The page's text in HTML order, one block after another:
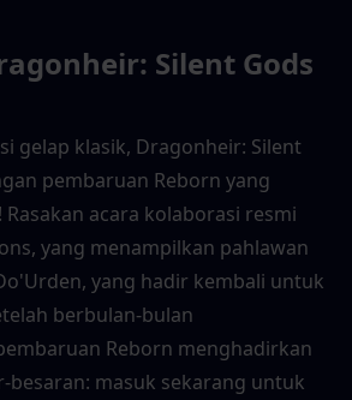
Silent Gods
gelap klasik, Dragonheir: Silent
pembaruan Reborn yang
acara kolaborasi resmi
yang menampilkan pahlawan
yang hadir kembali untuk
berbulan-bulan
Reborn menghadirkan
besaran: masuk sekarang untuk